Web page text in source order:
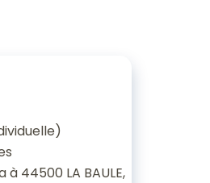
à 44500 LA BAULE,